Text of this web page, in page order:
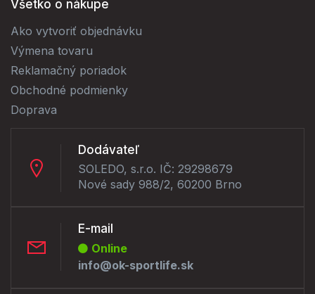
Všetko o nákupe
Ako vytvoriť objednávku
Výmena tovaru
Reklamačný poriadok
Obchodné podmienky
Doprava
Dodávateľ
SOLEDO, s.r.o. IČ: 29298679
Nové sady 988/2, 60200 Brno
E-mail
Online
info@ok-sportlife.sk